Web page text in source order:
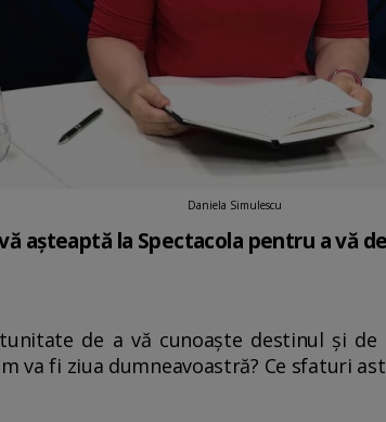
Daniela Simulescu
așteaptă la Spectacola pentru a vă
de a vă cunoaște destinul și
va fi ziua dumneavoastră? Ce sfaturi